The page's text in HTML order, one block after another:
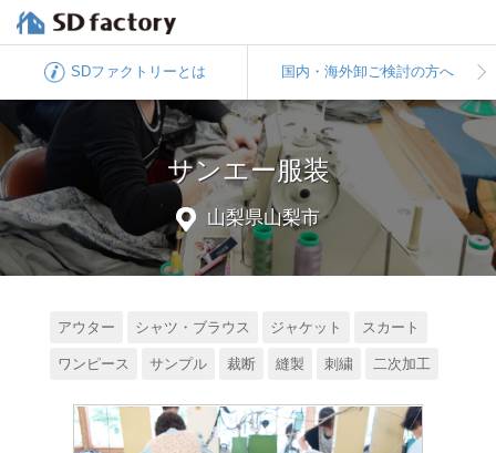
SDファクトリー とは 国内・海外卸ご検討の方へ
サンエー服装
山梨県山梨市
アウター シャツ・ブラウス ジャケット スカート
ワンピース サンプル 裁断 縫製 刺繍 二次加工